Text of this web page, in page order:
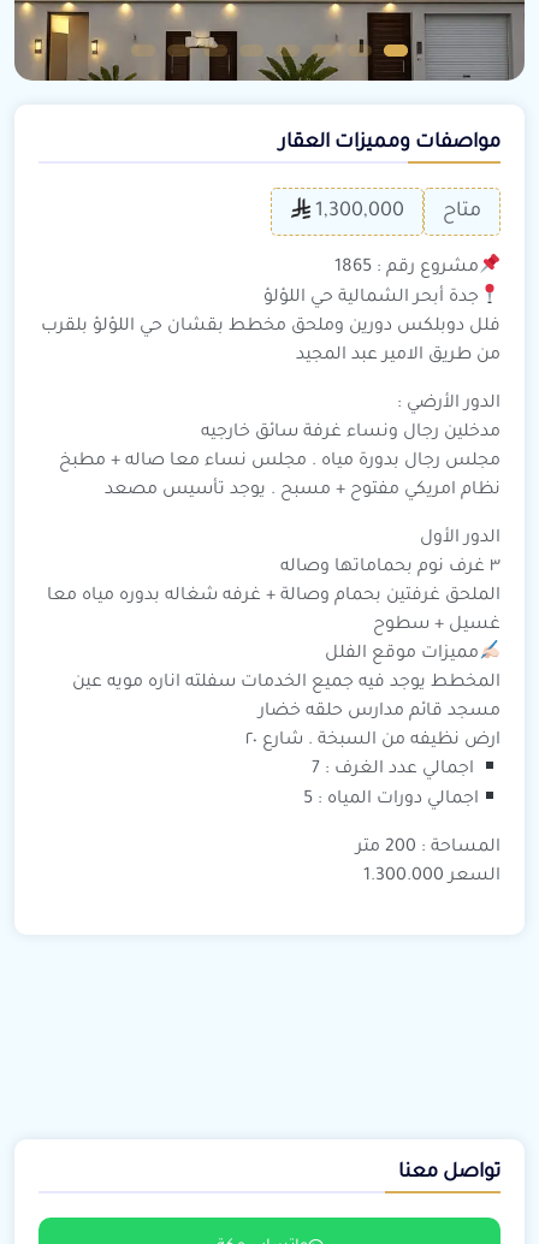
مواصفات ومميزات العقار
متاح 1,300,000
مشروع رقم : 1865
جدة أبحر الشمالية حي اللؤلؤ
فلل دوبلكس دورين وملحق مخطط بقشان حي اللؤلؤ بلقرب
من طريق الامير عبد المجيد
الدور الأرضي :
مدخلين رجال ونساء غرفة سائق خارجيه
مجلس رجال بدورة مياه . مجلس نساء معا صاله + مطبخ
نظام امريكي مفتوح + مسبح . يوجد تأسيس مصعد
الدور الأول
٣ غرف نوم بحماماتها وصاله
الملحق غرفتين بحمام وصالة + غرفه شغاله بدوره مياه معا
غسيل + سطوح
مميزات موقع الفلل
المخطط يوجد فيه جميع الخدمات سفلته اناره مويه عين
مسجد قائم مدارس حلقه خضار
ارض نظيفه من السبخة . شارع ٢٠
اجمالي عدد الغرف : 7
اجمالي دورات المياه : 5
المساحة : 200 متر
السعر 1.300.000
تواصل معنا